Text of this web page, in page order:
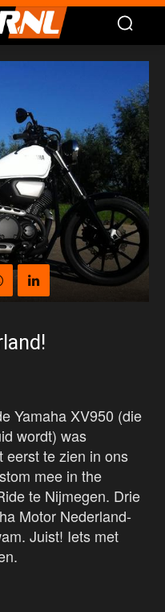
Yamaha XV950 (die
wordt) was
eerst te zien in ons
mee in the
te Nijmegen. Drie
Motor Nederland-
Juist! Iets met